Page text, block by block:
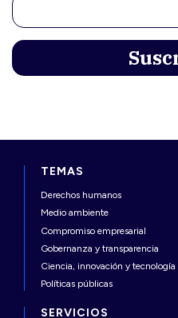
TEMAS
Derechos humanos
Medio ambiente
Compromiso empresarial
Gobernanza y transparencia
Ciencia, innovación y tecnología
Políticas públicas
SERVICIOS